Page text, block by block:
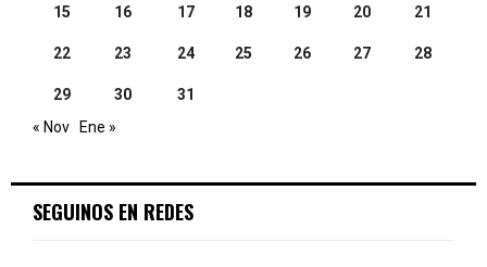
15 16 17 18 19 20 21
22 23 24 25 26 27 28
29 30
31
« Nov
Ene »
SEGUINOS EN REDES